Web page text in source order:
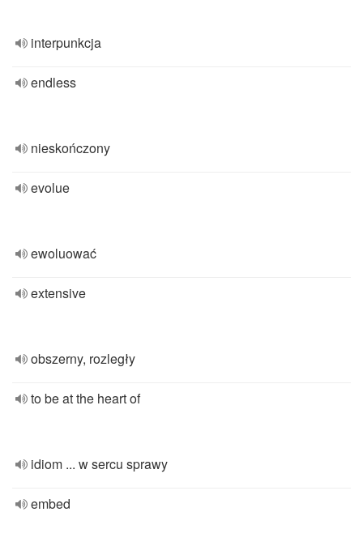
interpunkcja
endless
nieskończony
evolue
ewoluować
extensive
obszerny, rozległy
to be at the heart of
idiom ... w sercu sprawy
embed